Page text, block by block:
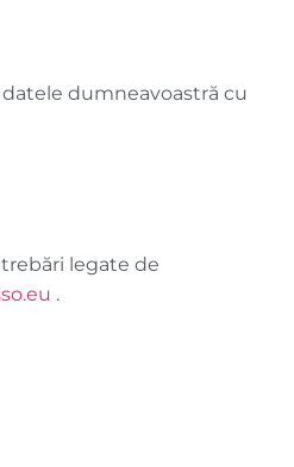
dumneavoastră cu
legate de
.